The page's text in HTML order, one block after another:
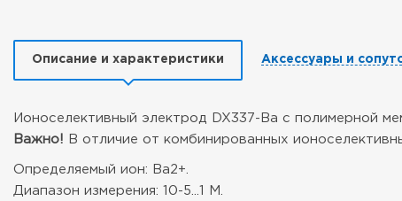
Описание и характеристики Аксессуары и
Ионоселективный электрод DX337-Ba с полимерной
Важно!
В отличие от комбинированных
Определяемый ион: Ba2+.
Диапазон измерения: 10-5...1 М.